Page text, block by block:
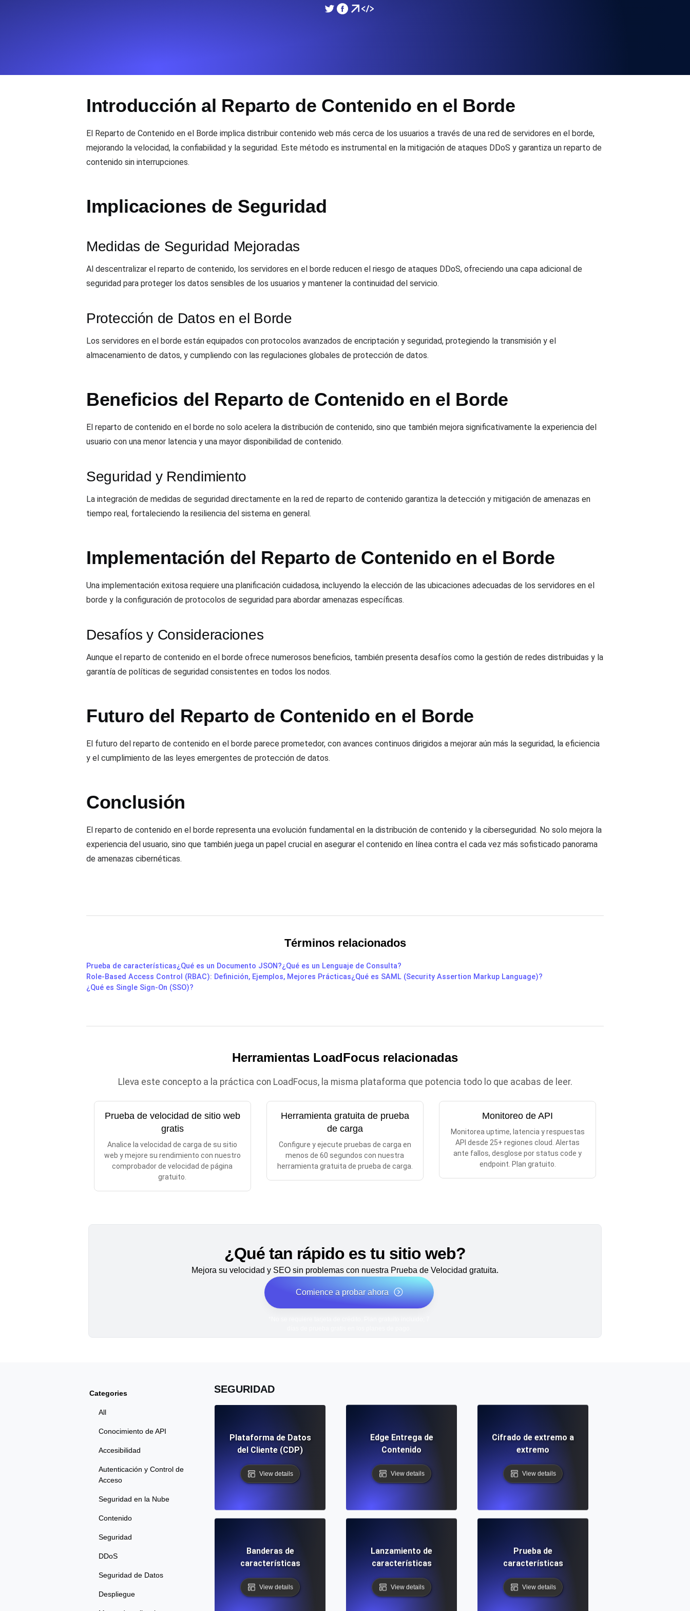
Gratis para empezar.
Cron Job Monitoring
Heartbeat monitoring para cron jobs y tareas programadas. Gratis
DNS Monitoring
DNS monitoring con comprobación de registros y alertas. Gratis para
TCP Monitoring
Introducción al Reparto de Contenido en el Borde
El Reparto de Contenido en el Borde implica distribuir contenido web más cerca de los usuarios a través de una red de servidores en el borde,
mejorando la velocidad, la confiabilidad y la seguridad. Este método es instrumental en la mitigación de ataques DDoS y garantiza un reparto de
contenido sin interrupciones.
Implicaciones de Seguridad
Medidas de Seguridad Mejoradas
Al descentralizar el reparto de contenido, los servidores en el borde reducen el riesgo de ataques DDoS, ofreciendo una capa adicional de
seguridad para proteger los datos sensibles de los usuarios y mantener la continuidad del servicio.
Protección de Datos en el Borde
Los servidores en el borde están equipados con protocolos avanzados de encriptación y seguridad, protegiendo la transmisión y el
almacenamiento de datos, y cumpliendo con las regulaciones globales de protección de datos.
Beneficios del Reparto de Contenido en el Borde
El reparto de contenido en el borde no solo acelera la distribución de contenido, sino que también mejora significativamente la experiencia del
usuario con una menor latencia y una mayor disponibilidad de contenido.
Seguridad y Rendimiento
La integración de medidas de seguridad directamente en la red de reparto de contenido garantiza la detección y mitigación de amenazas en
tiempo real, fortaleciendo la resiliencia del sistema en general.
Implementación del Reparto de Contenido en el Borde
Una implementación exitosa requiere una planificación cuidadosa, incluyendo la elección de las ubicaciones adecuadas de los servidores en el
borde y la configuración de protocolos de seguridad para abordar amenazas específicas.
Desafíos y Consideraciones
Aunque el reparto de contenido en el borde ofrece numerosos beneficios, también presenta desafíos como la gestión de redes distribuidas y la
garantía de políticas de seguridad consistentes en todos los nodos.
Futuro del Reparto de Contenido en el Borde
El futuro del reparto de contenido en el borde parece prometedor, con avances continuos dirigidos a mejorar aún más la seguridad, la eficiencia
y el cumplimiento de las leyes emergentes de protección de datos.
Conclusión
El reparto de contenido en el borde representa una evolución fundamental en la distribución de contenido y la ciberseguridad. No solo mejora la
experiencia del usuario, sino que también juega un papel crucial en asegurar el contenido en línea contra el cada vez más sofisticado panorama
de amenazas cibernéticas.
Términos relacionados
Prueba de características¿Qué es un Documento JSON?¿Qué es un Lenguaje de Consulta?
Role-Based Access Control (RBAC): Definición, Ejemplos, Mejores Prácticas¿Qué es SAML (Security Assertion Markup Language)?
¿Qué es Single Sign-On (SSO)?
Herramientas LoadFocus relacionadas
Lleva este concepto a la práctica con LoadFocus, la misma plataforma que potencia todo lo que acabas de leer.
Prueba de velocidad de sitio web
gratis
Analice la velocidad de carga de su sitio
web y mejore su rendimiento con nuestro
comprobador de velocidad de página
gratuito.
Herramienta gratuita de prueba
de carga
Configure y ejecute pruebas de carga en
menos de 60 segundos con nuestra
herramienta gratuita de prueba de carga.
Monitoreo de API
Monitorea uptime, latencia y respuestas
API desde 25+ regiones cloud. Alertas
ante fallos, desglose por status code y
endpoint. Plan gratuito.
¿Qué tan rápido es tu sitio web?
Mejora su velocidad y SEO sin problemas con nuestra Prueba de Velocidad gratuita.
Comience a probar ahora
Categories
All
Conocimiento de API
Accesibilidad
Autenticación y Control de
Acceso
Seguridad en la Nube
Contenido
Seguridad
DDoS
Seguridad de Datos
Despliegue
SEGURIDAD
Plataforma de Datos
del Cliente (CDP)
View details
Edge Entrega de
Contenido
View details
Cifrado de extremo a
extremo
View details
Banderas de
características
View details
Lanzamiento de
características
View details
Prueba de
características
View details